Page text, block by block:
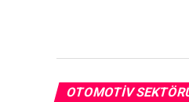
OTOMOTIV